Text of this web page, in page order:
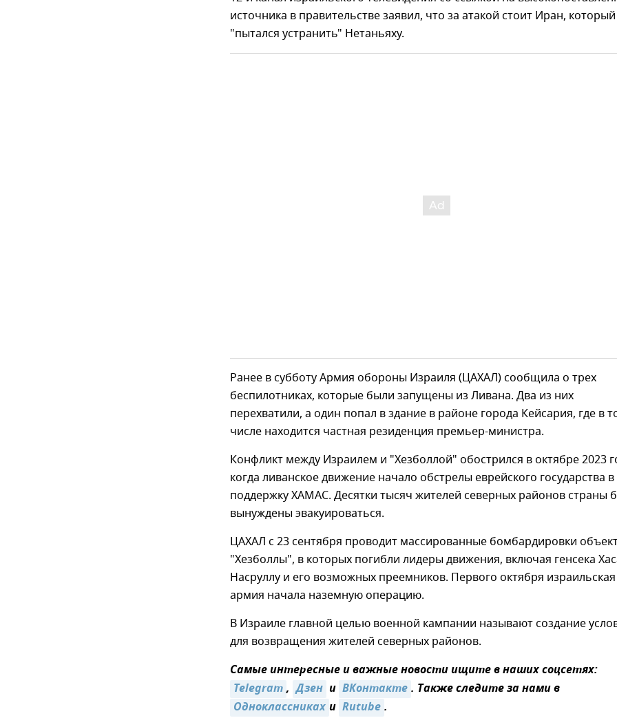
источника в правительстве заявил, что за атакой стоит Иран, который
"пытался устранить" Нетаньяху.
Ранее в субботу Армия обороны Израиля (ЦАХАЛ) сообщила о трех
беспилотниках, которые были запущены из Ливана. Два из них
перехватили, а один попал в здание в районе города Кейсария, где в
числе находится частная резиденция премьер-министра.
Конфликт между Израилем и "Хезболлой" обострился в октябре 2023
когда ливанское движение начало обстрелы еврейского государства в
поддержку ХАМАС. Десятки тысяч жителей северных районов страны
вынуждены эвакуироваться.
ЦАХАЛ с 23 сентября проводит массированные бомбардировки
"Хезболлы", в которых погибли лидеры движения, включая генсека
Насруллу и его возможных преемников. Первого октября израильская
армия начала наземную операцию.
В Израиле главной целью военной кампании называют создание
для возвращения жителей северных районов.
Самые интересные и важные новости ищите в наших соцсетях:
Telegram, Дзен и ВКонтакте. Также следите за нами в
Одноклассникахи Rutube.